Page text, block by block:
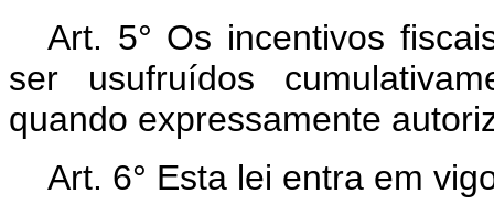
Art. 5° Os incentivos
ser usufruídos
quando expressamente
Art. 6° Esta lei entra em